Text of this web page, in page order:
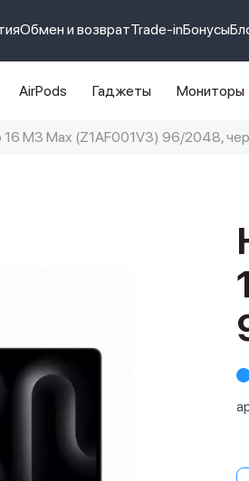
Обмен и возвратTrade-inБонусы
AirPods Гаджеты Мониторы
M3 Max (Z1AF001V3) 96/2048,